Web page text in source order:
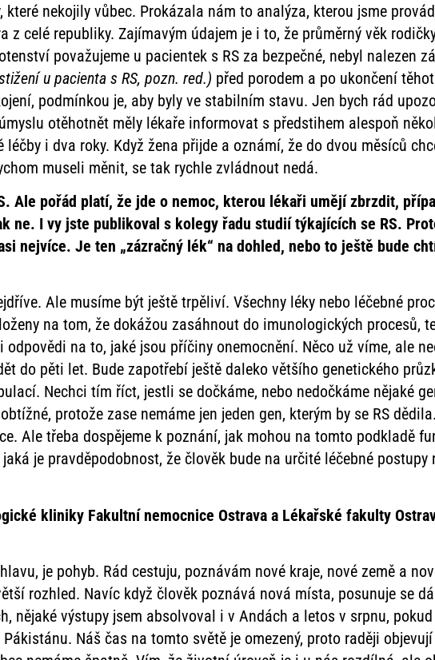
nekojily vůbec. Prokázala nám to analýza, kterou jsme
celé republiky. Zajímavým údajem je i to, že průměrný věk
považujeme u pacientek s RS za bezpečné, nebyl nalezen
u pacienta s RS, pozn. red.) před porodem a po ukončení
podmínkou je, aby byly ve stabilním stavu. Jen bych rád
otěhotnět měly lékaře informovat s předstihem alespoň
i dva roky. Když žena přijde a oznámí, že do dvou měsíců
museli měnit, se tak rychle zvládnout nedá.
Ale pořád platí, že jde o nemoc, kterou lékaři umějí zbrzdit,
ne. I vy jste publikoval s kolegy řadu studií týkajících se RS.
nejvíce. Je ten „zázračný lék“ na dohled, nebo to ještě bude
Ale musíme být ještě trpěliví. Všechny léky nebo léčebné
na tom, že dokážou zasáhnout do imunologických procesů,
na to, jaké jsou příčiny onemocnění. Něco už víme, ale
do pěti let. Bude zapotřebí ještě daleko většího genetického
Nechci tím říct, jestli se dočkáme, nebo nedočkáme nějaké
protože zase nemáme jen jeden gen, kterým by se RS
Ale třeba dospějeme k poznání, jak mohou na tomto podkladě
je pravděpodobnost, že člověk bude na určité léčebné postupy
kliniky Fakultní nemocnice Ostrava a Lékařské fakulty
je pohyb. Rád cestuju, poznávám nové kraje, nové země a
rozhled. Navíc když člověk poznává nová místa, posunuje se
nějaké výstupy jsem absolvoval i v Andách a letos v srpnu, pokud
Náš čas na tomto světě je omezený, proto raději